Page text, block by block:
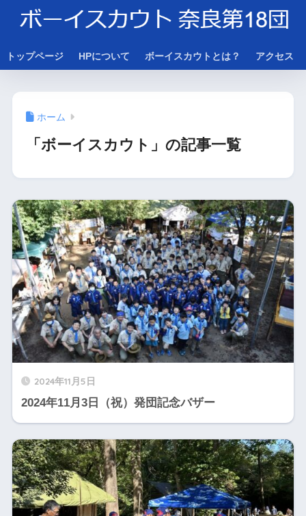
トップページ HPについて ボーイスカウトとは？ アクセス
ホーム
「ボーイスカウト」の記事一覧
2024年11月5日
2024年11月3日（祝）発団記念バザー